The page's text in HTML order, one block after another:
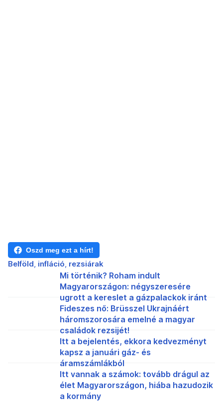
Oszd meg ezt a hírt!
Belföld infláció rezsiárak
Mi történik? Roham indult
Magyarországon: négyszeresére
ugrott a kereslet a gázpalackok iránt
Fideszes nő: Brüsszel Ukrajnáért
háromszorosára emelné a magyar
családok rezsijét!
Itt a bejelentés, ekkora kedvezményt
kapsz a januári gáz- és
áramszámlákból
Itt vannak a számok: tovább drágul az
élet Magyarországon, hiába hazudozik
a kormány